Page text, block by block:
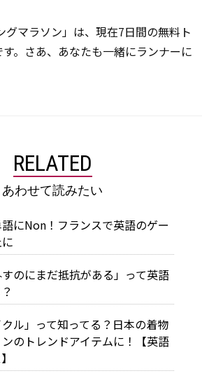
グマラソン」は、現在7日間の無料ト
。さあ、あなたも一緒にランナーに
RELATED
あわせて読みたい
にNon！フランスで英語のゲー
すのにまだ抵抗がある」って英語
クル」って知ってる？日本の着物
のトレンドアイテムに！【英語